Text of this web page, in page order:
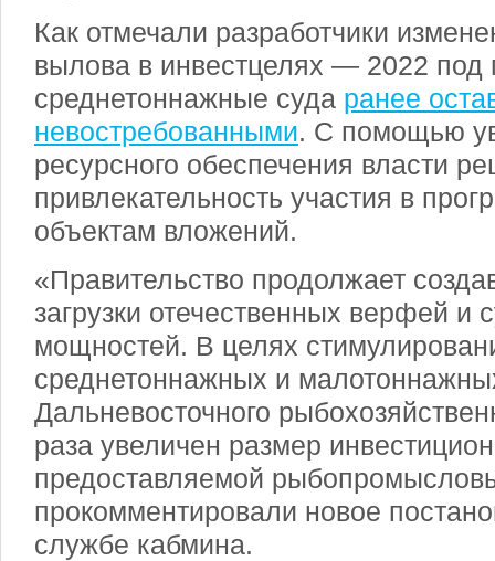
Как отмечали разработчики
вылова в инвестцелях — 2022 под
среднетоннажные суда ранее
невостребованными. С помощью
ресурсного обеспечения власти
привлекательность участия в
объектам вложений.
«Правительство продолжает
загрузки отечественных верфей и
мощностей. В целях
среднетоннажных и
Дальневосточного
раза увеличен размер
предоставляемой
прокомментировали новое
службе кабмина.